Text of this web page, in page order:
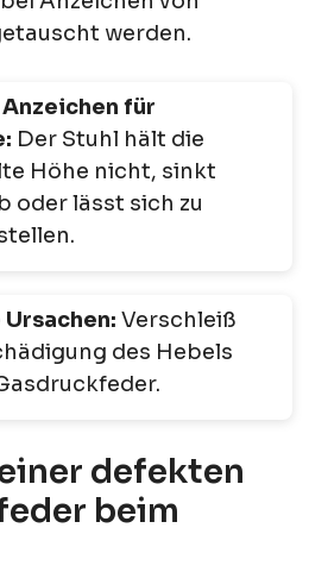
werden.
für
Der Stuhl hält die
Höhe nicht, sinkt
oder lässt sich zu
Verschleiß
des Hebels
defekten
beim